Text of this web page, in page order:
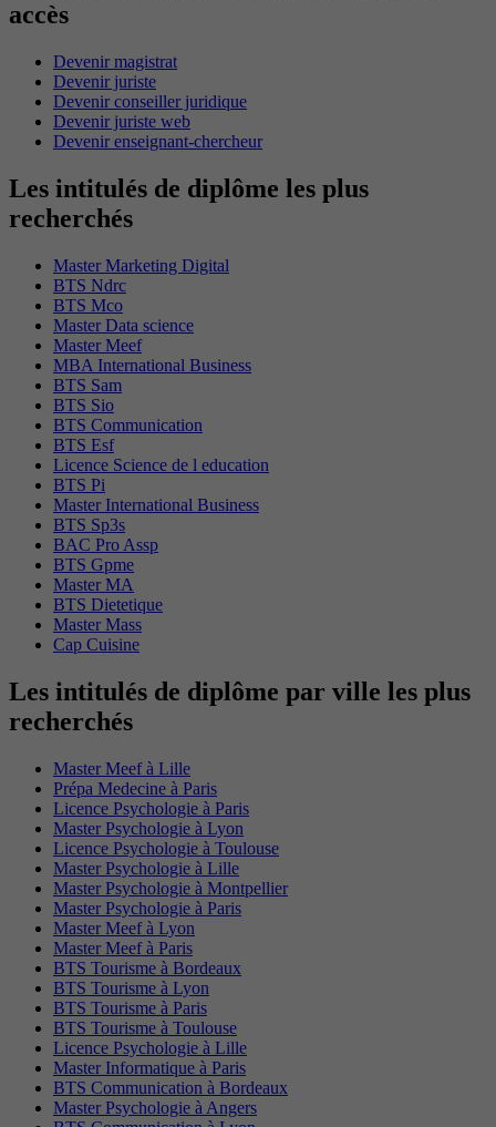
accès
Devenir magistrat
Devenir juriste
Devenir conseiller juridique
Devenir juriste web
Devenir enseignant-chercheur
Les intitulés de diplôme les plus
recherchés
Master Marketing Digital
BTS Ndrc
BTS Mco
Master Data science
Master Meef
MBA International Business
BTS Sam
BTS Sio
BTS Communication
BTS Esf
Licence Science de l education
BTS Pi
Master International Business
BTS Sp3s
BAC Pro Assp
BTS Gpme
Master MA
BTS Dietetique
Master Mass
Cap Cuisine
Les intitulés de diplôme par ville les plus
recherchés
Master Meef à Lille
Prépa Medecine à Paris
Licence Psychologie à Paris
Master Psychologie à Lyon
Licence Psychologie à Toulouse
Master Psychologie à Lille
Master Psychologie à Montpellier
Master Psychologie à Paris
Master Meef à Lyon
Master Meef à Paris
BTS Tourisme à Bordeaux
BTS Tourisme à Lyon
BTS Tourisme à Paris
BTS Tourisme à Toulouse
Licence Psychologie à Lille
Master Informatique à Paris
BTS Communication à Bordeaux
Master Psychologie à Angers